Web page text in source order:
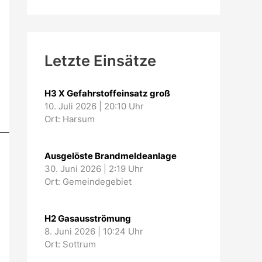
Letzte Einsätze
H3 X Gefahrstoffeinsatz groß
10. Juli 2026
20:10 Uhr
Ort: Harsum
Ausgelöste Brandmeldeanlage
30. Juni 2026
2:19 Uhr
Ort: Gemeindegebiet
H2 Gasausströmung
8. Juni 2026
10:24 Uhr
Ort: Sottrum